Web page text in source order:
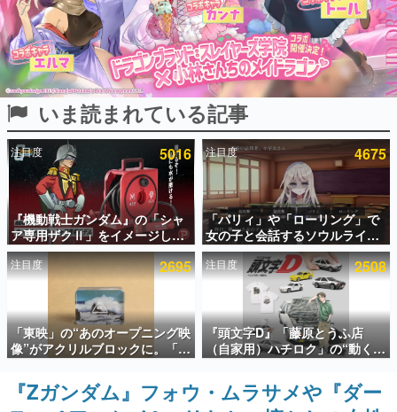
ピックアップ
電ファミのいま読まれている記事ランキング
アプリセール情報
インタビュー
連載・特集一覧
殿堂入り記事
SNS拡散数が数千以上！ ページビュー数万以上！ などな
ど。多くの人々に読まれた、電ファミ渾身の“殿堂入り”記
事をまとめました。
ゲームの企画書
名作ゲームクリエイターの方々に製作時のエピソードをお
いま読まれている記事
注目度 5016
『機動戦士ガンダム』の「シャ
ア専用ザクⅡ」をイメージした
散水ホースリールが予約開始。
本体にはシャアのパーソナルマ
ークやジオン公国軍のエンブレ
ム、型式番号などを配置
注目度 4675
「パリィ」や「ローリング」で
女の子と会話するソウルライク
恋愛ゲーム『小早川さんはソウ
ルライク』無料公開。返事に失
敗すると「YOU DIED」
注目度 2695
「東映」の“あのオープニング映
像”がアクリルブロックに。「東
映ヒストリカル グッズコレクシ
ョン」が8月下旬より発売
注目度 2508
『頭文字D』「藤原とうふ店
（自家用）ハチロク」の“動くテ
ィッシュケース”が買えるポップ
アップショップが開催へ。マン
ガの舞台である群馬の「イオン
『Zガンダム』フォウ・ムラサメや『ダー